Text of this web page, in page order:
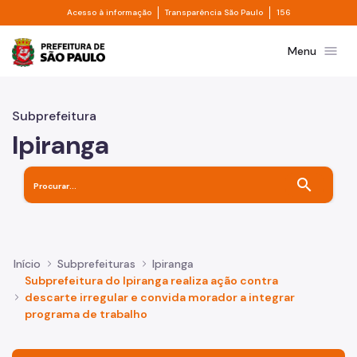
Pular para o Conteúdo principal
Acesso à informação Divisor de acesso à informação
Transparência São Paulo Divisor de
156
Prefeitura de São PauloMenu menu
Subprefeitura
Ipiranga
search
Início Subprefeituras
Ipiranga
Subprefeitura do Ipiranga realiza ação contra
descarte irregular e convida morador a integrar
programa de trabalho